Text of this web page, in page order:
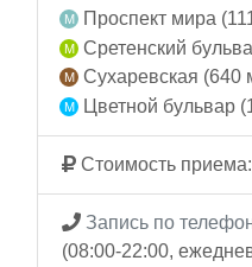
Проспект мира
Сретенский
Сухаревская (640
Цветной бульвар
Стоимость
Запись по
(08:00-22:00,